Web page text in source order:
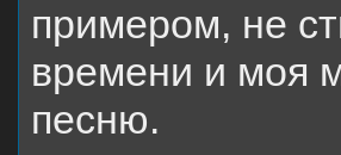
примером, не
времени и моя
песню.